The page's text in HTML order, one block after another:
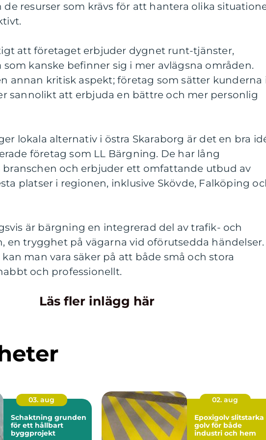
de resurser som krävs för att hantera olika
att företaget erbjuder dygnet runt-tjänster,
kanske befinner sig i mer avlägsna områden.
annan kritisk aspekt; företag som sätter kunderna
sannolikt att erbjuda en bättre och mer personlig
lokala alternativ i östra Skaraborg är det en bra
företag som LL Bärgning. De har lång
och erbjuder ett omfattande utbud av
platser i regionen, inklusive Skövde, Falköping
är bärgning en integrerad del av trafik- och
en trygghet på vägarna vid oförutsedda händelser.
man vara säker på att både små och stora
och professionellt.
Läs fler inlägg här
03. aug
Schaktning grunden
för ett hållbart
byggprojekt
02. aug
Epoxigolv slitstarka
golv för både
industri och hem